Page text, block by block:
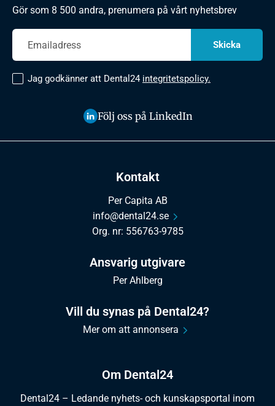
Om Dental24
Dental24 – Ledande nyhets- och kunskapsportal inom
Kontakt
Per Capita AB
info@dental24.se
Org. nr: 556763-9785
Ansvarig utgivare
Per Ahlberg
Vill du synas på Dental24?
Mer om att annonsera
Gör som 8 500 andra, prenumera på vårt nyhetsbrev
Jag godkänner att Dental24 integritetspolicy.
Följ oss på LinkedIn